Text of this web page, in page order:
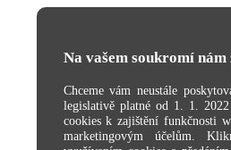
Na vašem soukromí nám
Chceme vám neustále
legislativě platné od 1. 1.
cookies k zajištění funkčnosti
marketingovým účelům.